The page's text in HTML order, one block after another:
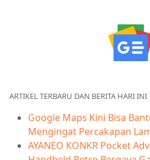
ARTIKEL TERBARU DAN BERITA HARI INI
Google Maps Kini Bisa
Mengingat Percakapan
AYANEO KONKR Pocket